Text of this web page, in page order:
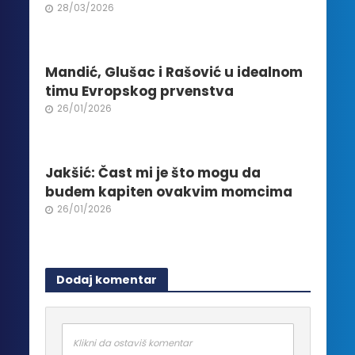
stranici
28/03/2026
Mandić, Glušac i Rašović u idealnom
timu Evropskog prvenstva
26/01/2026
Jakšić: Čast mi je što mogu da
budem kapiten ovakvim momcima
26/01/2026
Dodaj komentar
Klikni da ostaviš komentar